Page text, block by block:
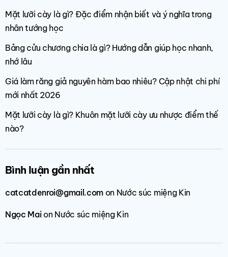
Mặt lưỡi cày là gì? Đặc điểm nhận biết và ý nghĩa trong
nhân tướng học
Bảng cửu chương chia là gì? Hướng dẫn giúp học nhanh,
nhớ lâu
Giá làm răng giả nguyên hàm bao nhiêu? Cập nhật chi phí
mới nhất 2026
Mặt lưỡi cày là gì? Khuôn mặt lưỡi cày ưu nhược điểm thế
nào?
Bình luận gần nhất
catcatdenroi@gmail.comon Nước súc miệng Kin
Ngọc Maion Nước súc miệng Kin